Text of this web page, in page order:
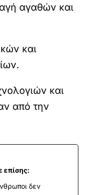
αγαθών και
και
και
από την
επίσης:
δεν